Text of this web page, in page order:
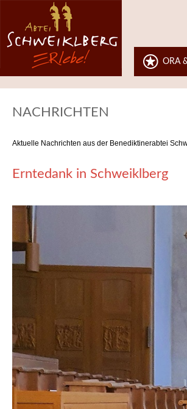
ORA
NACHRICHTEN
Aktuelle Nachrichten aus der Benediktinerabtei
Erntedank in Schweiklberg